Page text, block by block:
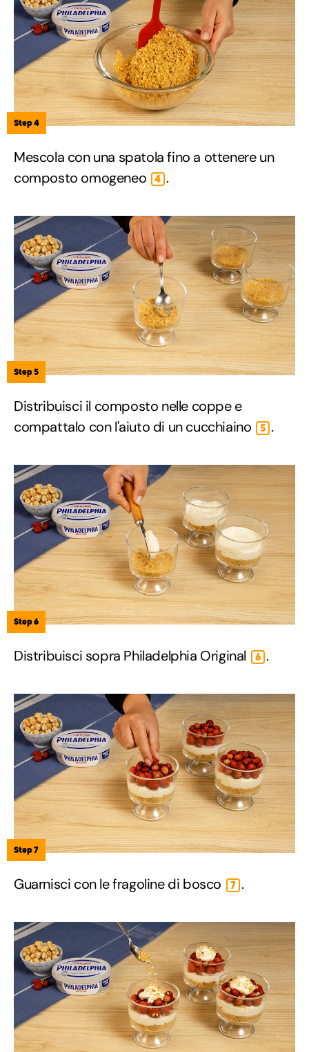
Step 4
Mescola con una spatola fino a ottenere un
composto omogeneo
4 .
Step 5
Distribuisci il composto nelle coppe e
compattalo con l'aiuto di un cucchiaino
5 .
Step 6
Distribuisci sopra Philadelphia Original 6 .
Step 7
Guarnisci con le fragoline di bosco 7 .